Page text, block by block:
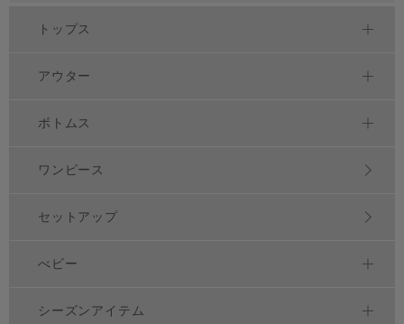
トップス
アウター
ボトムス
ワンピース
セットアップ
べビー
シーズンアイテム